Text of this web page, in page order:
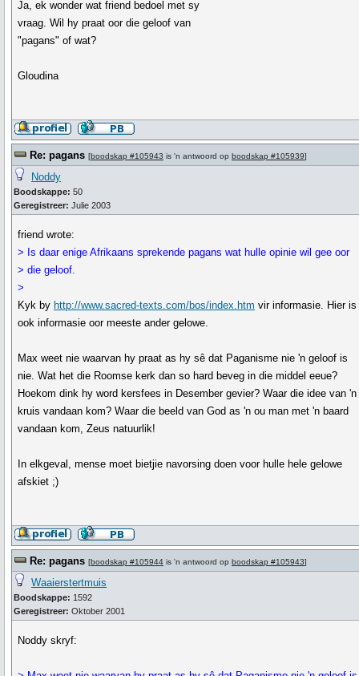
Ja, ek wonder wat friend bedoel met sy
vraag. Wil hy praat oor die geloof van
"pagans" of wat?
Gloudina
Re: pagans [boodskap #105943 is 'n antwoord op boodskap #105939]
Noddy
Boodskappe: 50
Geregistreer: Julie 2003
friend wrote:
> Is daar enige Afrikaans sprekende pagans wat hulle opinie wil gee oor
> die geloof.
>
Kyk by http://www.sacred-texts.com/bos/index.htm vir informasie. Hier is
ook informasie oor meeste ander gelowe.
Max weet nie waarvan hy praat as hy sê dat Paganisme nie 'n geloof is
nie. Wat het die Roomse kerk dan so hard beveg in die middel eeue?
Hoekom dink hy word kersfees in Desember gevier? Waar die idee van 'n
kruis vandaan kom? Waar die beeld van God as 'n ou man met 'n baard
vandaan kom, Zeus natuurlik!
In elkgeval, mense moet bietjie navorsing doen voor hulle hele gelowe
afskiet ;)
Re: pagans [boodskap #105944 is 'n antwoord op boodskap #105943]
Waaierstertmuis
Boodskappe: 1592
Geregistreer: Oktober 2001
Noddy skryf: